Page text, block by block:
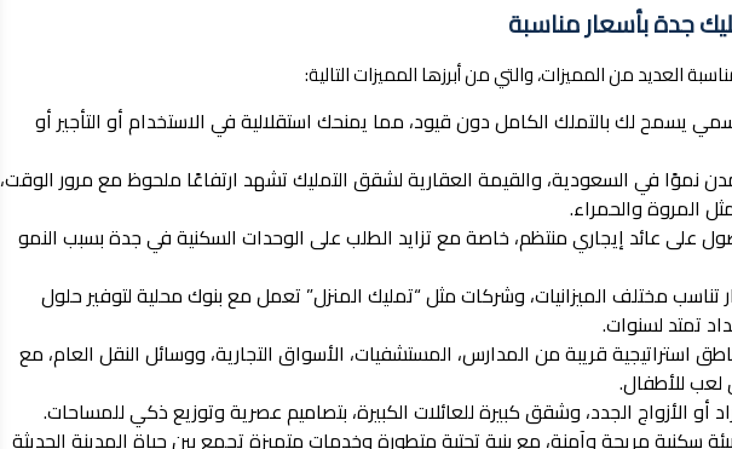
جدة بأسعار مناسبة
العديد من المميزات، والتي من أبرزها المميزات التالية:
يسمح لك بالتملك الكامل دون قيود، مما يمنحك استقلالية في الاستخدام أو التأجير أو
نموًا في السعودية، والقيمة العقارية لشقق التمليك تشهد ارتفاعًا ملحوظ مع مرور الوقت،
المروة والحمراء.
على عائد إيجاري منتظم، خاصة مع تزايد الطلب على الوحدات السكنية في جدة بسبب النمو
مختلف الميزانيات، وشركات مثل “تمليك المنزل” تعمل مع بنوك محلية لتوفير حلول
تمتد لسنوات.
قريبة من المدارس، المستشفيات، الأسواق التجارية، ووسائل النقل العام، مع
للأطفال.
أو الأزواج الجدد، وشقق كبيرة للعائلات الكبيرة، بتصاميم عصرية وتوزيع ذكي للمساحات.
سكنية مريحة وآمنة، مع بنية تحتية متطورة وخدمات متميزة تجمع بين حياة المدينة الحديثة